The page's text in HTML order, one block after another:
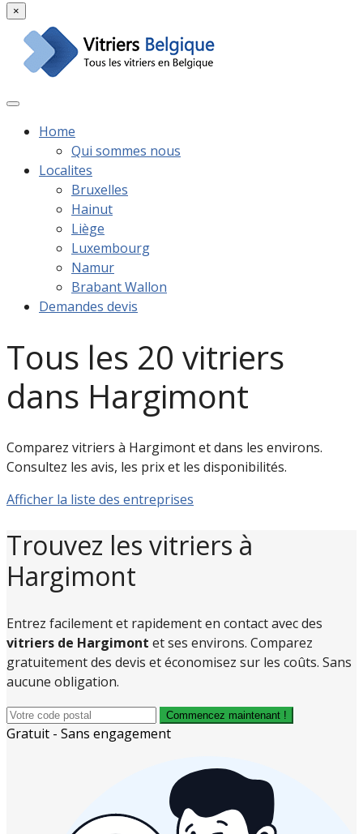
×
Home
Qui sommes nous
Localites
Bruxelles
Hainut
Liège
Luxembourg
Namur
Brabant Wallon
Demandes devis
Tous les 20 vitriers
dans Hargimont
Comparez vitriers à Hargimont et dans les environs.
Consultez les avis, les prix et les disponibilités.
Afficher la liste des entreprises
Trouvez les vitriers à
Hargimont
Entrez facilement et rapidement en contact avec des
vitriers de Hargimont et ses environs. Comparez
gratuitement des devis et économisez sur les coûts. Sans
aucune obligation.
Commencez maintenant !
Gratuit - Sans engagement